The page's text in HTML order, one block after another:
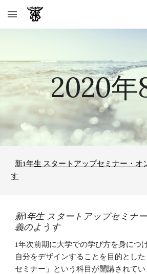
Skip to main content
2020年
新1年生 スタートアップセミナー・オ
す
新1年生 スタートアップセミナ
義のようす
1年次前期に大学での学び方を身につ
自分をデザインすることを目的とし
セミナー」という科目が開講されて